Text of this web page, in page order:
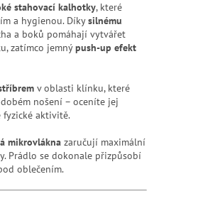
stahovací kalhotky, které
a hygienou. Díkysilnému
a boků pomáhají vytvářet
zatímco jemnýpush-up efekt
v oblasti klínku, které
nošení – oceníte jej
fyzické aktivitě.
mikrovláknazaručují maximální
Prádlo se dokonale přizpůsobí
oblečením.